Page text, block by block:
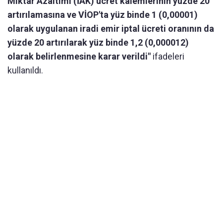
artırılamasına ve VİOP'ta yüz binde 1 (0,00001)
olarak uygulanan iradi emir iptal ücreti oranının da
yüzde 20 artırılarak yüz binde 1,2 (0,000012)
olarak belirlenmesine karar verildi" ifadeleri
kullanıldı.